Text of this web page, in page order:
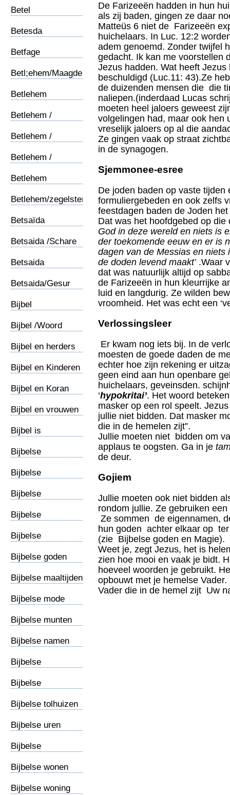
Betel
Betesda
Betfage
Betl;ehem/Maagdelijke
Betlehem
Betlehem /
Betlehem /
Betlehem /
Betlehem
Betlehem/zegelstempel
Betsaïda
Betsaida /Schare
Betsaida
Betsaida/Gesur
Bijbel
Bijbel /Woord
Bijbel en herders
Bijbel en Kinderen
Bijbel en Koran
Bijbel en vrouwen
Bijbel is
Bijbelse
Bijbelse
Bijbelse
Bijbelse
Bijbelse
Bijbelse goden
Bijbelse maaltijden
Bijbelse mode
Bijbelse munten
Bijbelse namen
Bijbelse
Bijbelse
Bijbelse tolhuizen
Bijbelse uren
Bijbelse
Bijbelse wonen
Bijbelse woning
De Farizeeën hadden in hun
als zij baden, gingen ze daar
Matteüs 6 niet de Farizeeën
huichelaars. In Luc. 12:2
adem genoemd. Zonder twijfel
gedacht. Ik kan me voorstellen
Jezus hadden. Wat heeft
beschuldigd (Luc.11: 43).Ze
de duizenden mensen die die
naliepen.(inderdaad Lucas
moeten heel jaloers geweest
volgelingen had, maar ook hen
vreselijk jaloers op al die
Ze gingen vaak op straat
in de synagogen.
Sjemmonee-esree
De joden baden op vaste tijden
formuliergebeden en ook zelfs
feestdagen baden de Joden het
Dat was het hoofdgebed op
God in deze wereld en niets is
der toekomende eeuw en er is
dagen van de Messias en niets
de doden levend maakt’.Waar
dat was natuurlijk altijd op
de Farizeeën in hun kleurrijke
luid en langdurig. Ze wilden
vroomheid. Het was echt een
Verlossingsleer
Er kwam nog iets bij. In de
moesten de goede daden de
echter hoe zijn rekening er
geen eind aan hun openbare
huichelaars, geveinsden.
‘hypokritai’. Het woord
masker op een rol speelt.
jullie niet bidden. Dat masker
die in de hemelen zijt”.
Jullie moeten niet bidden om
applaus te oogsten. Ga in je
de deur.
Gojiem
Jullie moeten ook niet bidden
rondom jullie. Ze gebruiken
Ze sommen de eigennamen,
hun goden achter elkaar op
(zie Bijbelse goden en Magie).
Weet je, zegt Jezus, het is
zien hoe mooi en vaak je bidt.
hoeveel woorden je gebruikt.
opbouwt met je hemelse
Vader die in de hemel zijt Uw